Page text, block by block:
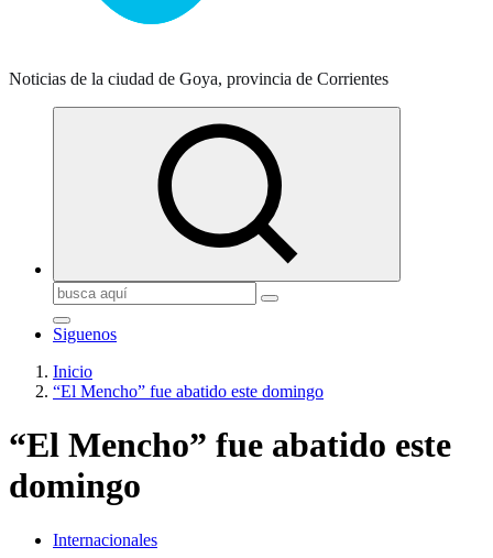
Noticias de la ciudad de Goya, provincia de Corrientes
Buscar:
Siguenos
Inicio
“El Mencho” fue abatido este domingo
“El Mencho” fue abatido este
domingo
Internacionales